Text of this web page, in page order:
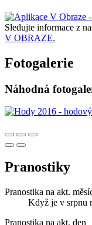
Sledujte informace z
V OBRAZE.
Fotogalerie
Náhodná
Pranostiky
Pranostika na akt.
Když je v srpnu
Pranostika na akt. den